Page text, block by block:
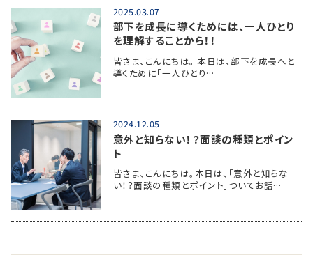
2025.03.07
部下を成長に導くためには、一人ひとり
を理解することから！！
皆さま、こんにちは。 本日は、部下を成長へと
導くために「一人ひとり…
2024.12.05
意外と知らない！？面談の種類とポイン
ト
皆さま、こんにちは。本日は、「意外と知らな
い！？面談の種類とポイント」ついてお話…